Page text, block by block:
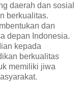
daerah dan sosial
berkualitas.
dan
depan Indonesia.
kepada
berkualitas
memiliki jiwa